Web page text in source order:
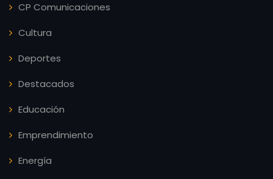
CP Comunicaciones
Cultura
Deportes
Destacados
Educación
Emprendimiento
Energía